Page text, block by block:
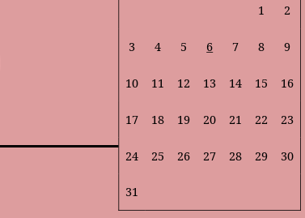
1 2
3 4 5 6 7 8 9
10 11 12 13 14 15 16
17 18 19 20 21 22 23
24 25 26 27 28 29 30
31